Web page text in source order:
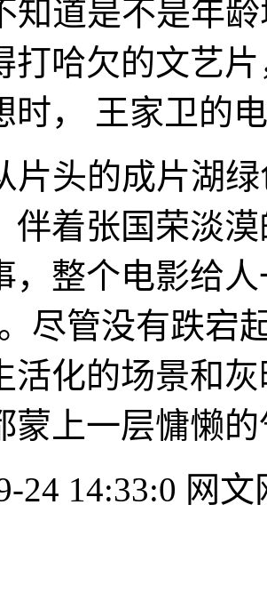
道是不是年龄
打哈欠的文艺
时， 王家卫的
头的成片湖绿
伴着张国荣淡
，整个电影给
尽管没有跌宕
活化的场景和
蒙上一层慵懒
24 14:33:0 网文